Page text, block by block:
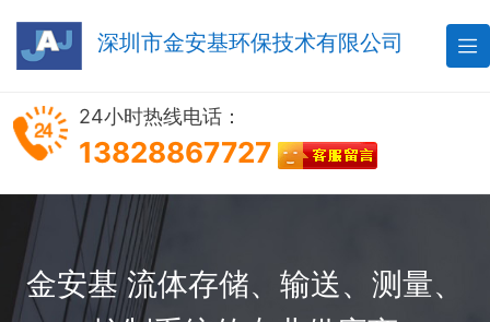
深圳市金安基环保技术有限公司 
24小时热线电话：
13828867727
金安基 流体存储、输送、测量、